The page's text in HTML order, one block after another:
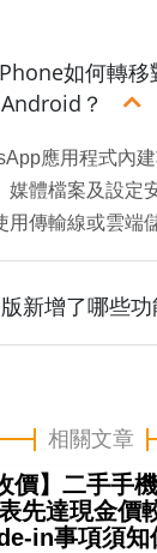
如何轉移
Android？
應用程式內
媒體檔案及設定
傳輸線或雲端
新增了哪些功
相關文章
價】二手手
先達現金價
in事項須知